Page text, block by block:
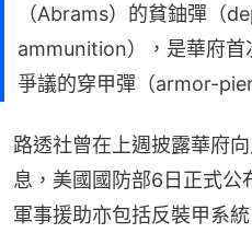
（Abrams）的貧鈾彈（
ammunition），是華府首
爭議的穿甲彈（armor-
路透社曾在上週披露華府
息，美國國防部6日正式公
軍事援助亦包括反裝甲系